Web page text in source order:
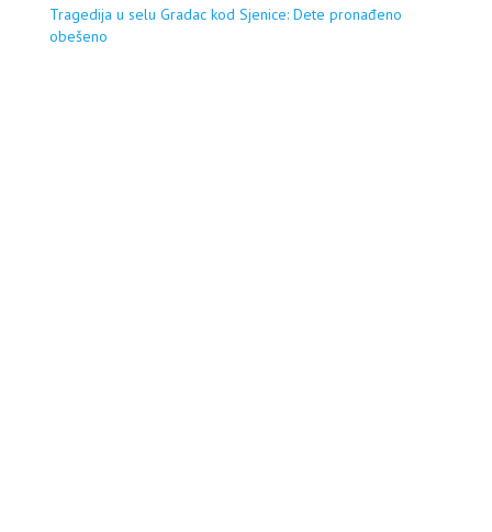
Tragedija u selu Gradac kod Sjenice: Dete pronađeno
obešeno